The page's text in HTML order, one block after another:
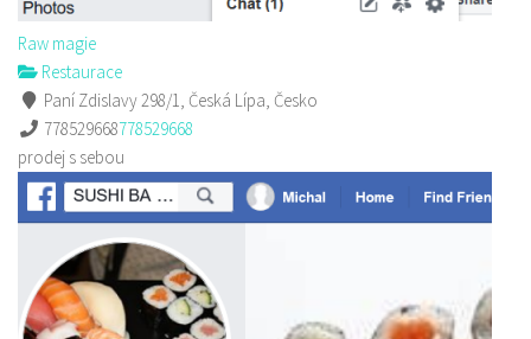
Raw magie
Restaurace
Paní Zdislavy 298/1, Česká Lípa, Česko
778529668778529668
prodej s sebou